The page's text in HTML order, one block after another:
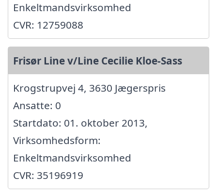
Enkeltmandsvirksomhed
CVR: 12759088
Frisør Line v/Line Cecilie Kloe-Sass
Krogstrupvej 4, 3630 Jægerspris
Ansatte: 0
Startdato: 01. oktober 2013,
Virksomhedsform:
Enkeltmandsvirksomhed
CVR: 35196919